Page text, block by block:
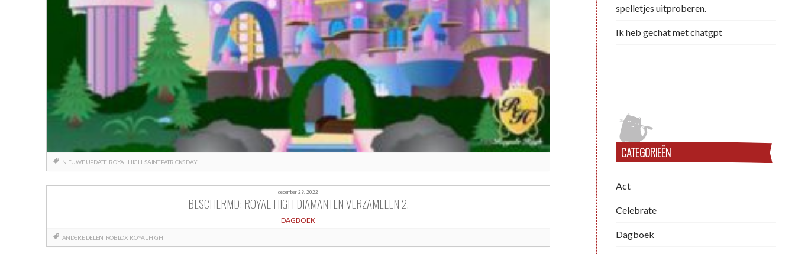
NIEUWE UPDATE ROYAL HIGH SAINT PATRICKS DAY
december 29, 2022
BESCHERMD: ROYAL HIGH DIAMANTEN VERZAMELEN 2.
DAGBOEK
ANDERE DELEN ROBLOX ROYAL HIGH
spelletjes uitproberen.
Ik heb gechat met chatgpt
CATEGORIEËN
Act
Celebrate
Dagboek